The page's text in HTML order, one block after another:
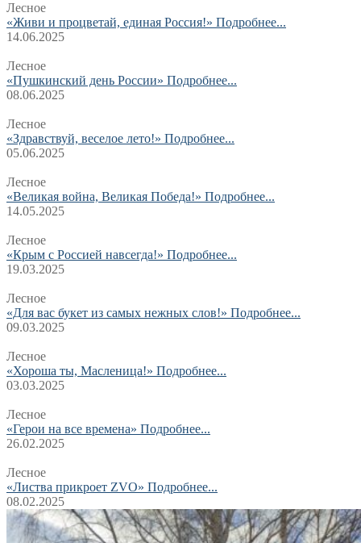
Лесное
«Живи и процветай, единая Россия!» Подробнее...
14.06.2025
Лесное
«Пушкинский день России» Подробнее...
08.06.2025
Лесное
«Здравствуй, веселое лето!» Подробнее...
05.06.2025
Лесное
«Великая война, Великая Победа!» Подробнее...
14.05.2025
Лесное
«Крым с Россией навсегда!» Подробнее...
19.03.2025
Лесное
«Для вас букет из самых нежных слов!» Подробнее...
09.03.2025
Лесное
«Хороша ты, Масленица!» Подробнее...
03.03.2025
Лесное
«Герои на все времена» Подробнее...
26.02.2025
Лесное
«Листва прикроет ZVO» Подробнее...
08.02.2025